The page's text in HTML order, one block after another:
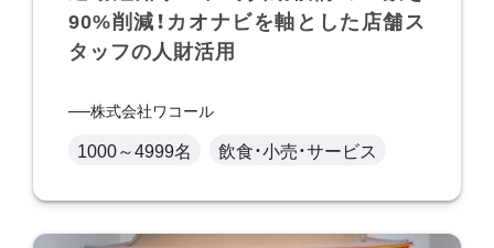
90%削減！カオナビを軸とした店舗ス
タッフの人財活用
株式会社ワコール
1000～4999名 飲食・小売・サービス